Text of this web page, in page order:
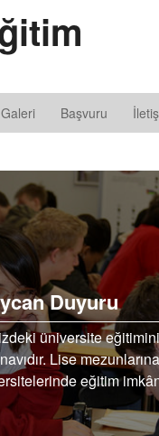
Galeri Başvuru
Duyuru
üniversite
Lise
eğitim
4 yıllık bölümlerde
yüzlerce öğrenciye...